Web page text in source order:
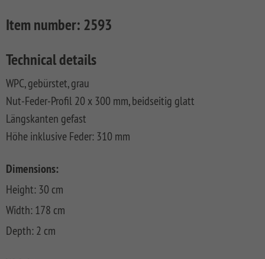
SYSTEM
WPC
PLATINUM
SYSTEM
WPC
PLATINUM
XL
SYSTEM
PLATINUM
SYSTEM
WPC
XL
SYSTEM
WPC
SYSTEM
CLASSIC
HOLZ
SYSTEM
HOLZ
GRAZIA
NEO
DESIGN
ARZAGO
GADA
XL
BAMBU
LETTLAND
WPC
ALU
RAJA
WPC
Floor
Planks
Aufbauanleitungen
Materialkunde
Item number: 2593
Technical details
WPC, gebürstet, grau
Nut-Feder-Profil 20 x 300 mm, beidseitig glatt
Längskanten gefast
Höhe inklusive Feder: 310 mm
Dimensions:
Height: 30 cm
Width: 178 cm
Depth: 2 cm